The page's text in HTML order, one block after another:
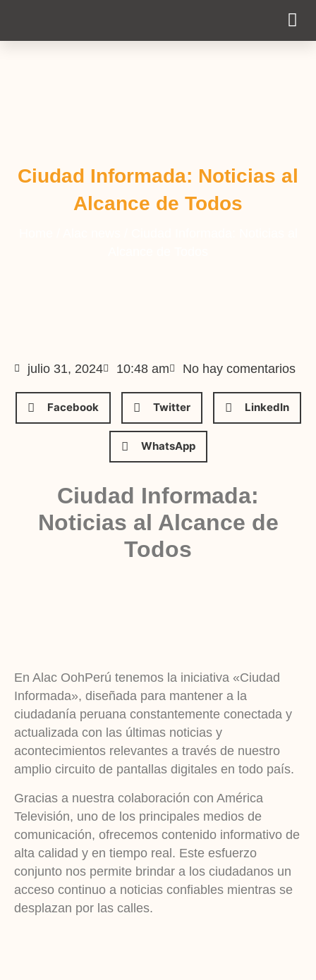
Ciudad Informada: Noticias al
Alcance de Todos
julio 31, 2024 10:48 am No hay comentarios
Facebook Twitter LinkedIn
WhatsApp
Ciudad Informada:
Noticias al Alcance de
Todos
En Alac OohPerú tenemos la iniciativa «Ciudad
Informada», diseñada para mantener a la
ciudadanía peruana constantemente conectada y
actualizada con las últimas noticias y
acontecimientos relevantes a través de nuestro
amplio circuito de pantallas digitales en todo país.
Gracias a nuestra colaboración con América
Televisión, uno de los principales medios de
comunicación, ofrecemos contenido informativo de
alta calidad y en tiempo real. Este esfuerzo
conjunto nos permite brindar a los ciudadanos un
acceso continuo a noticias confiables mientras se
desplazan por las calles.